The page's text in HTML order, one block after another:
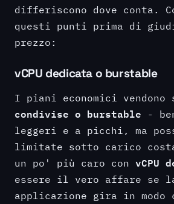
differiscono dove conta.
questi punti prima di
prezzo:
vCPU dedicata o burstable
I piani economici vendono
condivise o burstable -
leggeri e a picchi, ma
limitate sotto carico
un po' più caro con vCPU
essere il vero affare se
applicazione gira in modo